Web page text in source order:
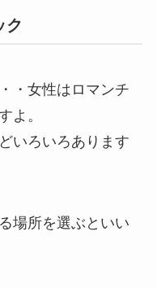
ク
・女性はロマンチ
よ。
いろいろあります
場所を選ぶといい